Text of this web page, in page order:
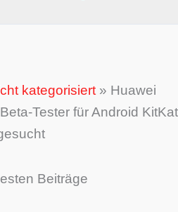
kategorisiert» Huawei
Tester für Android KitKat
Beiträge